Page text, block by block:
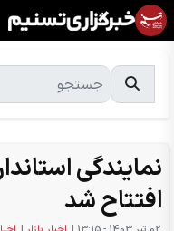
نمایندگی
افتتاح شد